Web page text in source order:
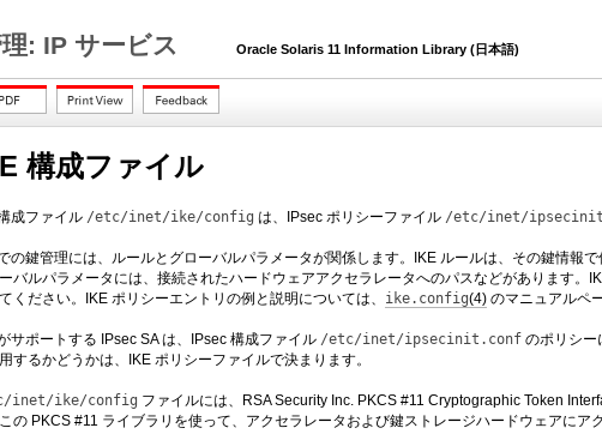
: IP サービス Oracle Solaris 11 Information Library (日本語)
構成ファイル
成ファイル /etc/inet/ike/config は、IPsec ポリシーファイル /etc/inet/
での鍵管理には、ルールとグローバルパラメータが関係します。IKE ルールは、その鍵情報
バルパラメータには、接続されたハードウェアアクセラレータへのパスなどがあります。
ください。IKE ポリシーエントリの例と説明については、 ike.config(4) のマニュアルペ
サポートする IPsec SA は、IPsec 構成ファイル /etc/inet/ipsecinit.conf のポリシー
するかどうかは、IKE ポリシーファイルで決まります。
inet/ike/config ファイルには、RSA Security Inc. PKCS #11 Cryptographic Token
の PKCS #11 ライブラリを使って、アクセラレータおよび鍵ストレージハードウェアにア